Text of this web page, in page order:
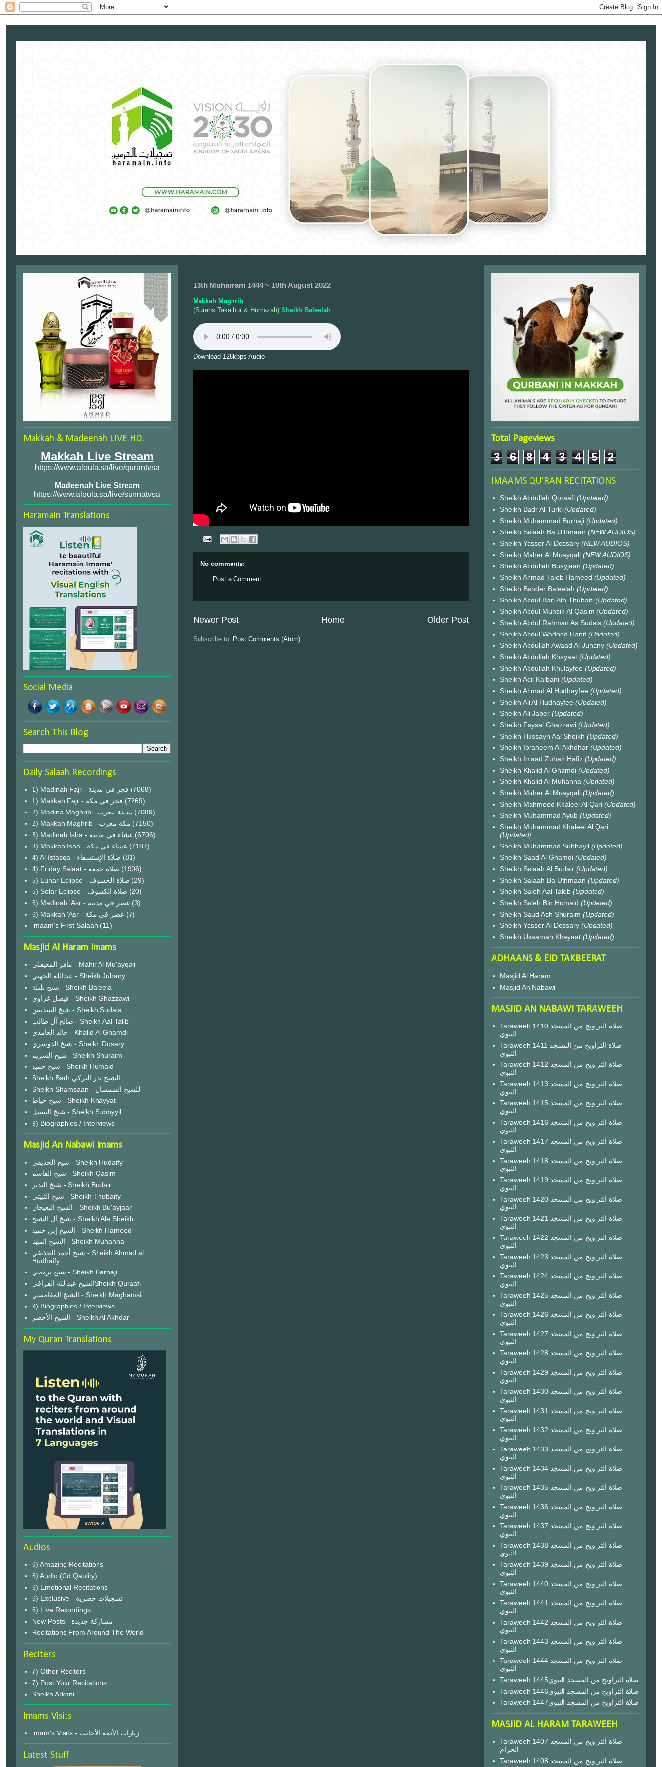
13th Muharram 1444 ~ 10th August 2022
Makkah Maghrib
(Surahs Takathur & Humazah) Sheikh Baleelah
Download 128kbps Audio
No comments:
Post a Comment
Newer Post Older Post
Home
Subscribe to: Post Comments (Atom)
Makkah & Madeenah LIVE HD.
Makkah Live Stream
https://www.aloula.sa/live/qurantvsa
Madeenah Live Stream
https://www.aloula.sa/live/sunnatvsa
Haramain Translations
Social Media
Search This Blog
Daily Salaah Recordings
1) Madinah Fajr - فجر في مدينة (7068)
1) Makkah Fajr - فجر في مكة (7269)
2) Madina Maghrib - مدينة مغرب (7089)
2) Makkah Maghrib - مكة مغرب (7150)
3) Madinah Isha - عشاء في مدينة (6706)
3) Makkah Isha - عشاء في مكة (7187)
4) Al Istasqa - صلاة الإستسقاء (81)
4) Friday Salaat - صلاة جمعة (1906)
5) Lunar Eclipse - صلاة الخسوف (29)
(20)
6) Madinah 'Asr - عصر في مدينة (3)
6) Makkah 'Asr - عصر في مكة (7)
Imaam's First Salaah (11)
Masjid Al Haram Imams
ماهر المعيقلي - Mahir Al Mu'ayqali
عبدالله الجهني - Sheikh Juhany
شيخ بليلة - Sheikh Baleela
فيصل غزاوي - Sheikh Ghazzawi
شيخ السديس - Sheikh Sudais
صالح آل طالب - Sheikh Aal Talib
خالد الغامدي - Khalid Al Ghamdi
شيخ الدوسري - Sheikh Dosary
شيخ الشريم - Sheikh Shuraim
شيخ حميد - Sheikh Humaid
Sheikh Badr الشيخ بدر التركي
Sheikh Shamsaan - للشيخ الشمسان
شيخ خياط - Sheikh Khayyat
شيخ السبيل - Sheikh Subbyyil
9) Biographies / Interviews
Masjid An Nabawi Imams
شيخ الحذيفي - Sheikh Hudaify
شيخ القاسم - Sheikh Qasim
شيخ البدير - Sheikh Budair
شيخ الثبيتي - Sheikh Thubaity
الشيخ البعيجان - Sheikh Bu'ayjaan
شيخ آل الشيخ - Sheikh Ale Sheikh
الشيخ إبن حميد - Sheikh Hameed
الشيخ المهنا - Sheikh Muhanna
شيخ أحمد الحذيفي - Sheikh Ahmad al
Hudhaify
شيخ برهجي - Sheikh Barhaji
الشيخ عبدالله القرافيSheikh Quraafi
الشيخ المغامسي - Sheikh Maghamsi
9) Biographies / Interviews
الشيخ الأخضر - Sheikh Al Akhdar
My Quran Translations
Audios
6) Amazing Recitations
6) Audio (Cd Qaulity)
6) Emotional Recitations
6) Exclusive - تسجيلات حصرية
6) Live Recordings
New Posts - مشاركة جديدة
Recitations From Around The World
Reciters
7) Other Reciters
7) Post Your Recitations
Sheikh Arkani
Imams Visits
Imam's Visits - زيارات الأئمة الأجانب
Latest Stuff
Total Pageviews
3 6 8 4 3 4 5 2
IMAAMS QU'RAN RECITATIONS
Sheikh Abdullah Quraafi (Updated)
Sheikh Badr Al Turki (Updated)
Sheikh Muhammad Burhaji (Updated)
Sheikh Salaah Ba Uthmaan (NEW AUDIOS)
Sheikh Yasser Al Dossary (NEW AUDIOS)
Sheikh Maher Al Muayqali (NEW AUDIOS)
Sheikh Abdullah Buayjaan (Updated)
Sheikh Ahmad Taleb Hameed (Updated)
Sheikh Bander Baleelah (Updated)
Sheikh Abdul Bari Ath Thubaiti (Updated)
Sheikh Abdul Muhsin Al Qasim (Updated)
Sheikh Abdul Rahman As Sudais (Updated)
Sheikh Abdul Wadood Hanif (Updated)
Sheikh Abdullah Awaad Al Juhany (Updated)
Sheikh Abdullah Khayaat (Updated)
Sheikh Abdullah Khulayfee (Updated)
Sheikh Adil Kalbani (Updated)
Sheikh Ahmad Al Hudhayfee (Updated)
Sheikh Ali Al Hudhayfee (Updated)
Sheikh Ali Jaber (Updated)
Sheikh Faysal Ghazzawi (Updated)
Sheikh Hussayn Aal Sheikh (Updated)
Sheikh Ibraheem Al Akhdhar (Updated)
Sheikh Imaad Zuhair Hafiz (Updated)
Sheikh Khalid Al Ghamdi (Updated)
Sheikh Khalid Al Muhanna (Updated)
Sheikh Maher Al Muayqali (Updated)
Sheikh Mahmood Khaleel Al Qari (Updated)
Sheikh Muhammad Ayub (Updated)
Sheikh Muhammad Khaleel Al Qari
(Updated)
Sheikh Muhammad Subbayil (Updated)
Sheikh Saad Al Ghamdi (Updated)
Sheikh Salaah Al Budair (Updated)
Sheikh Salaah Ba Uthmaan (Updated)
Sheikh Saleh Aal Taleb (Updated)
Sheikh Saleh Bin Humaid (Updated)
Sheikh Saud Ash Shuraim (Updated)
Sheikh Yasser Al Dossary (Updated)
Sheikh Usaamah Khayaat (Updated)
ADHAANS & EID TAKBEERAT
Masjid Al Haram
Masjid An Nabawi
MASJID AN NABAWI TARAWEEH
Taraweeh 1410 صلاة التراويح من المسجد
النبوي
Taraweeh 1411 صلاة التراويح من المسجد
النبوي
Taraweeh 1412 صلاة التراويح من المسجد
النبوي
Taraweeh 1413 صلاة التراويح من المسجد
النبوي
Taraweeh 1415 صلاة التراويح من المسجد
النبوي
Taraweeh 1416 صلاة التراويح من المسجد
النبوي
Taraweeh 1417 صلاة التراويح من المسجد
النبوي
Taraweeh 1418 صلاة التراويح من المسجد
النبوي
Taraweeh 1419 صلاة التراويح من المسجد
النبوي
Taraweeh 1420 صلاة التراويح من المسجد
النبوي
Taraweeh 1421 صلاة التراويح من المسجد
النبوي
Taraweeh 1422 صلاة التراويح من المسجد
النبوي
Taraweeh 1423 صلاة التراويح من المسجد
النبوي
Taraweeh 1424 صلاة التراويح من المسجد
النبوي
Taraweeh 1425 صلاة التراويح من المسجد
النبوي
Taraweeh 1426 صلاة التراويح من المسجد
النبوي
Taraweeh 1427 صلاة التراويح من المسجد
النبوي
Taraweeh 1428 صلاة التراويح من المسجد
النبوي
Taraweeh 1429 صلاة التراويح من المسجد
النبوي
Taraweeh 1430 صلاة التراويح من المسجد
النبوي
Taraweeh 1431 صلاة التراويح من المسجد
النبوي
Taraweeh 1432 صلاة التراويح من المسجد
النبوي
Taraweeh 1433 صلاة التراويح من المسجد
النبوي
Taraweeh 1434 صلاة التراويح من المسجد
النبوي
Taraweeh 1435 صلاة التراويح من المسجد
النبوي
Taraweeh 1436 صلاة التراويح من المسجد
النبوي
Taraweeh 1437 صلاة التراويح من المسجد
النبوي
Taraweeh 1438 صلاة التراويح من المسجد
النبوي
Taraweeh 1439 صلاة التراويح من المسجد
النبوي
Taraweeh 1440 صلاة التراويح من المسجد
النبوي
Taraweeh 1441 صلاة التراويح من المسجد
النبوي
Taraweeh 1442 صلاة التراويح من المسجد
النبوي
Taraweeh 1443 صلاة التراويح من المسجد
النبوي
Taraweeh 1444 صلاة التراويح من المسجد
النبوي
Taraweeh 1445صلاة التراويح من المسجد النبوي
Taraweeh 1446صلاة التراويح من المسجد النبوي
Taraweeh 1447صلاة التراويح من المسجد النبوي
MASJID AL HARAM TARAWEEH
Taraweeh 1407 صلاة التراويح من المسجد
الحرام
Taraweeh 1408 صلاة التراويح من المسجد